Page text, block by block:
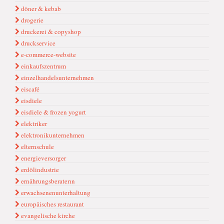
döner & kebab
drogerie
druckerei & copyshop
druckservice
e-commerce-website
einkaufszentrum
einzelhandelsunternehmen
eiscafé
eisdiele
eisdiele & frozen yogurt
elektriker
elektronikunternehmen
elternschule
energieversorger
erdölindustrie
ernährungsberaterın
erwachsenenunterhaltung
europäisches restaurant
evangelische kirche